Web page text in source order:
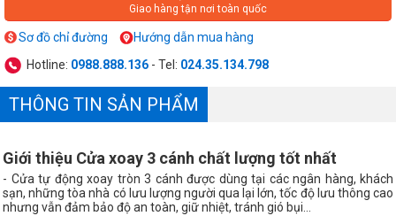
Giao hàng tận nơi toàn quốc
Sơ đồ chỉ đường
Hướng dẫn mua hàng
Hotline: 0988.888.136 - Tel: 024.35.134.798
THÔNG TIN SẢN PHẨM
Giới thiệu Cửa xoay 3 cánh chất lượng tốt nhất
- Cửa tự động xoay tròn 3 cánh được dùng tại các ngân hàng, khách
sạn, những tòa nhà có lưu lượng người qua lại lớn, tốc độ lưu thông cao
nhưng vẫn đảm bảo độ an toàn, giữ nhiệt, tránh gió bụi…